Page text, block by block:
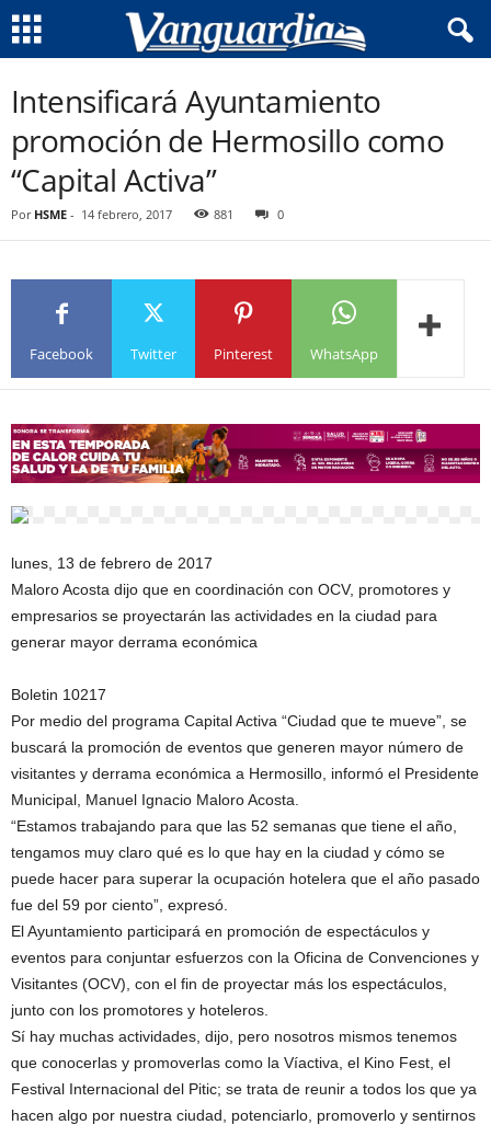
Intensificará Ayuntamiento
promoción de Hermosillo como
“Capital Activa”
Por HSME - 14 febrero, 2017 881 0
Facebook Twitter Pinterest WhatsApp
lunes, 13 de febrero de 2017
Maloro Acosta dijo que en coordinación con OCV, promotores y
empresarios se proyectarán las actividades en la ciudad para
generar mayor derrama económica
Boletin 10217
Por medio del programa Capital Activa “Ciudad que te mueve”, se
buscará la promoción de eventos que generen mayor número de
visitantes y derrama económica a Hermosillo, informó el Presidente
Municipal, Manuel Ignacio Maloro Acosta.
“Estamos trabajando para que las 52 semanas que tiene el año,
tengamos muy claro qué es lo que hay en la ciudad y cómo se
puede hacer para superar la ocupación hotelera que el año pasado
fue del 59 por ciento”, expresó.
El Ayuntamiento participará en promoción de espectáculos y
eventos para conjuntar esfuerzos con la Oficina de Convenciones y
Visitantes (OCV), con el fin de proyectar más los espectáculos,
junto con los promotores y hoteleros.
Sí hay muchas actividades, dijo, pero nosotros mismos tenemos
que conocerlas y promoverlas como la Víactiva, el Kino Fest, el
Festival Internacional del Pitic; se trata de reunir a todos los que ya
hacen algo por nuestra ciudad, potenciarlo, promoverlo y sentirnos